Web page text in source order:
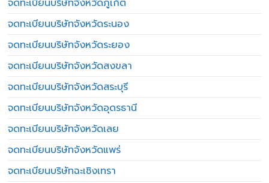
จดทะเบียนบริษัทจังหวัดภูเก็ต
จดทะเบียนบริษัทจังหวัดระนอง
จดทะเบียนบริษัทจังหวัดระยอง
จดทะเบียนบริษัทจังหวัดสงขลา
จดทะเบียนบริษัทจังหวัดสระบุรี
จดทะเบียนบริษัทจังหวัดอุดรธานี
จดทะเบียนบริษัทจังหวัดเลย
จดทะเบียนบริษัทจังหวัดแพร่
จดทะเบียนบริษัทฉะเชิงเทรา